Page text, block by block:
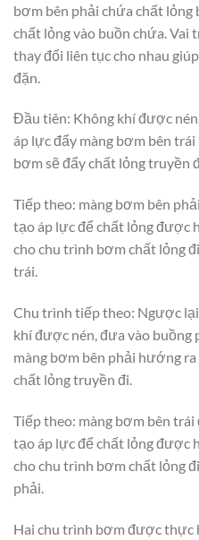
bơm bên phải chứa chất
chất lỏng vào buồn chứa. Vai
thay đổi liên tục cho nhau
đặn.
Đầu tiên: Không khí được
áp lực đẩy màng bơm bên
bơm sẽ đẩy chất lỏng truyền
Tiếp theo: màng bơm bên
tạo áp lực để chất lỏng được
cho chu trình bơm chất lỏng
trái.
Chu trình tiếp theo: Ngược
khí được nén, đưa vào buồng
màng bơm bên phải hướng
chất lỏng truyền đi.
Tiếp theo: màng bơm bên
tạo áp lực để chất lỏng được
cho chu trình bơm chất lỏng
phải.
Hai chu trình bơm được thực